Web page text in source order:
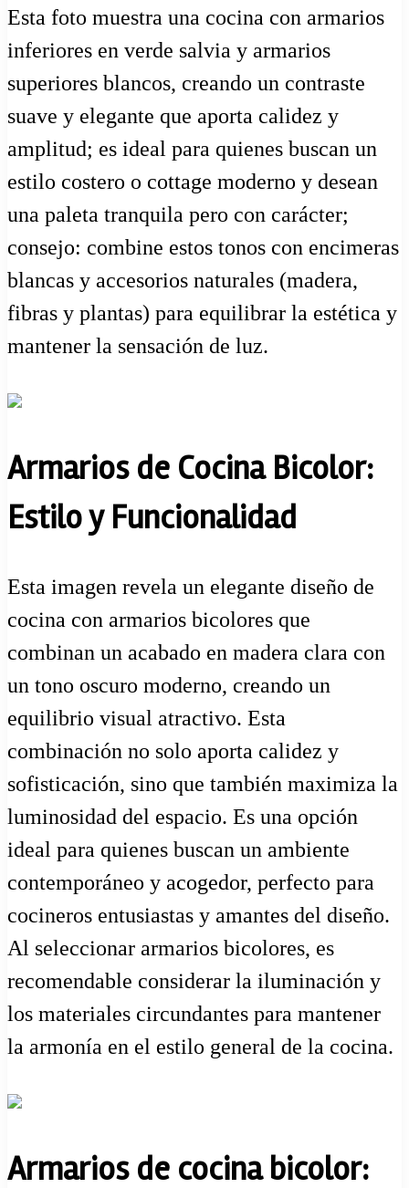
Esta foto muestra una cocina con armarios
inferiores en verde salvia y armarios
superiores blancos, creando un contraste
suave y elegante que aporta calidez y
amplitud; es ideal para quienes buscan un
estilo costero o cottage moderno y desean
una paleta tranquila pero con carácter;
consejo: combine estos tonos con encimeras
blancas y accesorios naturales (madera,
fibras y plantas) para equilibrar la estética y
mantener la sensación de luz.
Armarios de Cocina Bicolor:
Estilo y Funcionalidad
Esta imagen revela un elegante diseño de
cocina con armarios bicolores que
combinan un acabado en madera clara con
un tono oscuro moderno, creando un
equilibrio visual atractivo. Esta
combinación no solo aporta calidez y
sofisticación, sino que también maximiza la
luminosidad del espacio. Es una opción
ideal para quienes buscan un ambiente
contemporáneo y acogedor, perfecto para
cocineros entusiastas y amantes del diseño.
Al seleccionar armarios bicolores, es
recomendable considerar la iluminación y
los materiales circundantes para mantener
la armonía en el estilo general de la cocina.
Armarios de cocina bicolor: